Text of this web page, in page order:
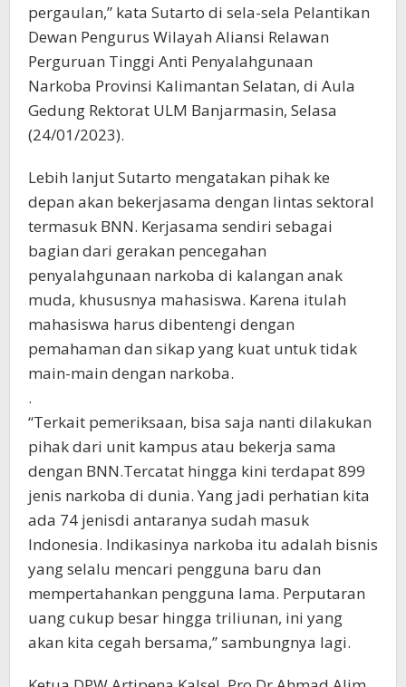
pergaulan,” kata Sutarto di sela-sela Pelantikan
Dewan Pengurus Wilayah Aliansi Relawan
Perguruan Tinggi Anti Penyalahgunaan
Narkoba Provinsi Kalimantan Selatan, di Aula
Gedung Rektorat ULM Banjarmasin, Selasa
(24/01/2023).
Lebih lanjut Sutarto mengatakan pihak ke
depan akan bekerjasama dengan lintas sektoral
termasuk BNN. Kerjasama sendiri sebagai
bagian dari gerakan pencegahan
penyalahgunaan narkoba di kalangan anak
muda, khususnya mahasiswa. Karena itulah
mahasiswa harus dibentengi dengan
pemahaman dan sikap yang kuat untuk tidak
main-main dengan narkoba.
.
“Terkait pemeriksaan, bisa saja nanti dilakukan
pihak dari unit kampus atau bekerja sama
dengan BNN.Tercatat hingga kini terdapat 899
jenis narkoba di dunia. Yang jadi perhatian kita
ada 74 jenisdi antaranya sudah masuk
Indonesia. Indikasinya narkoba itu adalah bisnis
yang selalu mencari pengguna baru dan
mempertahankan pengguna lama. Perputaran
uang cukup besar hingga triliunan, ini yang
akan kita cegah bersama,” sambungnya lagi.